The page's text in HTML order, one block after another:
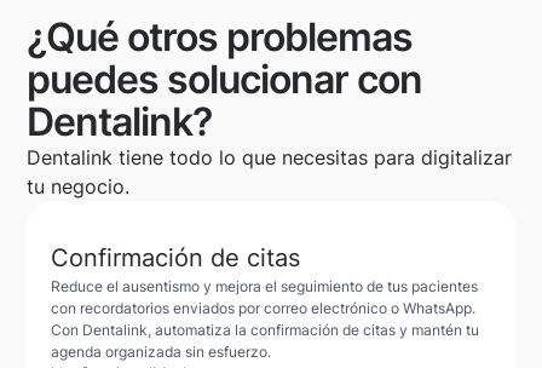
¿Qué otros problemas
puedes solucionar con
Dentalink?
Dentalink tiene todo lo que necesitas para digitalizar
tu negocio.
Confirmación de citas
Reduce el ausentismo y mejora el seguimiento de tus pacientes
con recordatorios enviados por correo electrónico o WhatsApp.
Con Dentalink, automatiza la confirmación de citas y mantén tu
agenda organizada sin esfuerzo.